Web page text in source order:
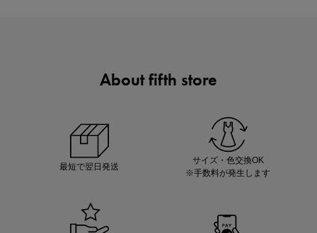
About fifth store
最短で翌日発送
サイズ・色交換OK
※手数料が発生します